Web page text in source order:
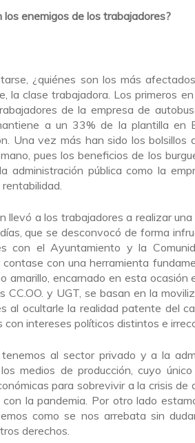
los enemigos de los trabajadores?
¿quiénes son los más
la clase trabajadora. Los primeros
de la empresa de
a un 33% de la plantilla
Una vez más han sido los bolsillos
pues los beneficios de los
administración pública como la
rentabilidad.
llevó a los trabajadores a realizar
que se desconvocó de forma
con el Ayuntamiento y la
contase con una herramienta
amarillo, encarnado en esta ocasión
CC.OO. y UGT, se basan en la
al ocultarle la realidad patente del
con intereses políticos distintos e
al sector privado y a la
medios de producción, cuyo
para sobrevivir a la crisis
la pandemia. Por otro lado
como se nos arrebata sin
derechos.